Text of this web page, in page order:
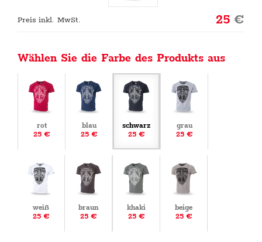
Preis inkl. MwSt. 25€
Wählen Sie die Farbe des Produkts aus
rot
25 €
blau
25 €
schwarz
25 €
grau
25 €
weiß
25 €
braun
25 €
khaki
25 €
beige
25 €